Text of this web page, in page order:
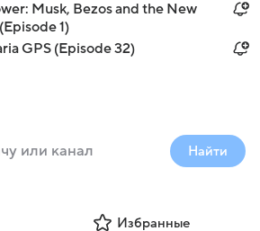
Musk, Bezos and the New
1)
GPS (Episode 32)
Найти
Избранные